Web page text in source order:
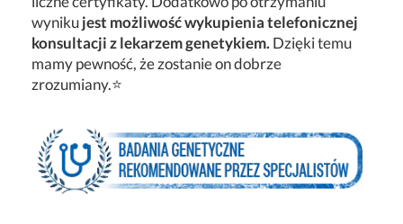
wynikujest możliwość wykupienia telefonicznej
konsultacji z lekarzem genetykiem. Dzięki temu
mamy pewność, że zostanie on dobrze
zrozumiany.⭐